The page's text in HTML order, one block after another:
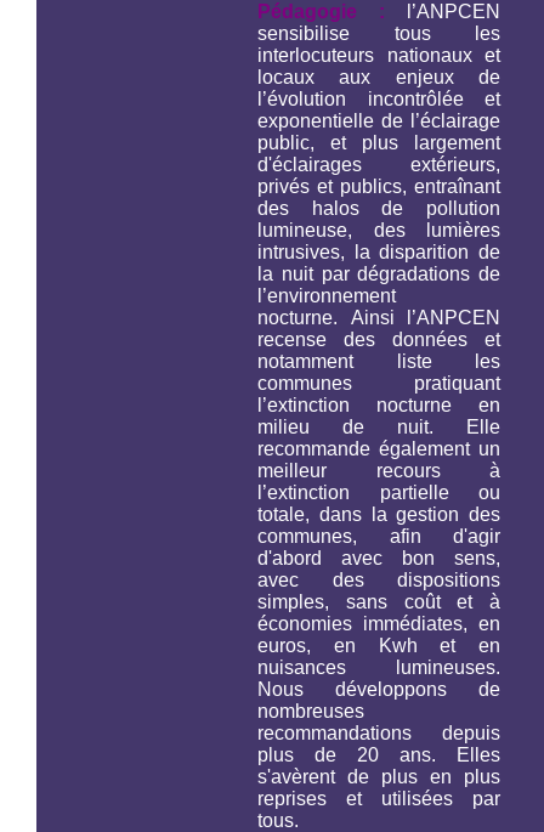
Pédagogie :
l’ANPCEN
sensibilise tous les
interlocuteurs nationaux et
locaux aux enjeux de
l’évolution incontrôlée et
exponentielle de l’éclairage
public, et plus largement
d'éclairages extérieurs,
privés et publics, entraînant
des halos de pollution
lumineuse, des lumières
intrusives, la disparition de
la nuit par dégradations de
l’environnement
nocturne. Ainsi l’ANPCEN
recense des données et
notamment liste les
communes pratiquant
l’extinction nocturne en
milieu de nuit. Elle
recommande également un
meilleur recours à
l’extinction partielle ou
totale, dans la gestion des
communes, afin d'agir
d'abord avec bon sens,
avec des dispositions
simples, sans coût et à
économies immédiates, en
euros, en Kwh et en
nuisances lumineuses.
Nous développons de
nombreuses
recommandations depuis
plus de 20 ans. Elles
s'avèrent de plus en plus
reprises et utilisées par
tous.